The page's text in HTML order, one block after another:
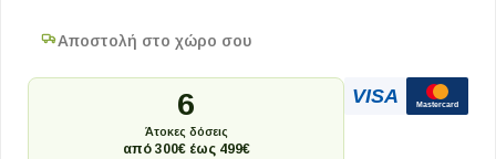
Αποστολή στο χώρο σου
6
Άτοκες δόσεις
από 300€ έως 499€
VISA Mastercard